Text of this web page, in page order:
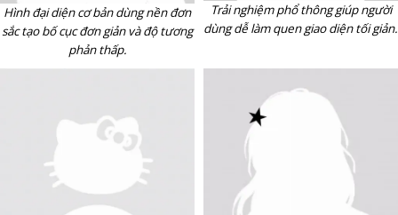
Hình đại diện cơ bản dùng nền đơn
sắc tạo bố cục đơn giản và độ tương
phản thấp.
Trải nghiệm phổ thông giúp người
dùng dễ làm quen giao diện tối giản.